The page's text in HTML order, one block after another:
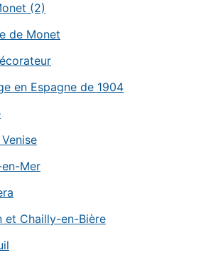
(2)
de Monet
en Espagne de 1904
Mer
et Chailly-en-Bière